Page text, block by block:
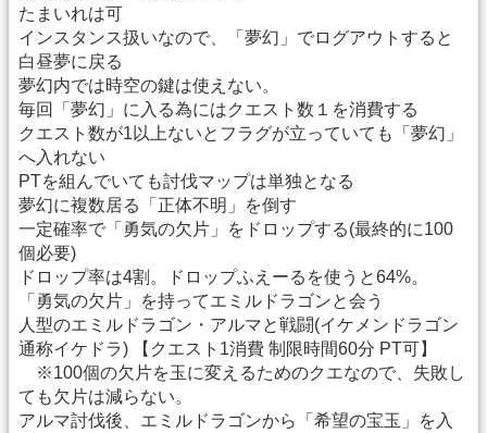
たまいれは可
インスタンス扱いなので、「夢幻」でログアウトすると
白昼夢に戻る
夢幻内では時空の鍵は使えない。
毎回「夢幻」に入る為にはクエスト数１を消費する
クエスト数が1以上ないとフラグが立っていても「夢幻」
へ入れない
PTを組んでいても討伐マップは単独となる
夢幻に複数居る「正体不明」を倒す
一定確率で「勇気の欠片」をドロップする(最終的に100
個必要)
ドロップ率は4割。ドロップふえーるを使うと64%。
「勇気の欠片」を持ってエミルドラゴンと会う
人型のエミルドラゴン・アルマと戦闘(イケメンドラゴン
通称イケドラ) 【クエスト1消費 制限時間60分 PT可】
※100個の欠片を玉に変えるためのクエなので、失敗し
ても欠片は減らない。
アルマ討伐後、エミルドラゴンから「希望の宝玉」を入